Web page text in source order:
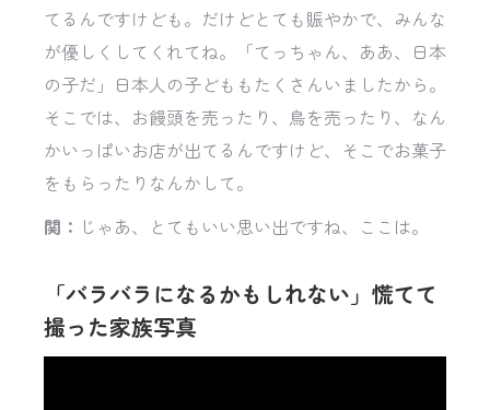
てるんですけども。だけどとても賑やかで、みんな
が優しくしてくれてね。「てっちゃん、ああ、日本
の子だ」日本人の子どももたくさんいましたから。
そこでは、お饅頭を売ったり、鳥を売ったり、なん
かいっぱいお店が出てるんですけど、そこでお菓子
をもらったりなんかして。
関： じゃあ、とてもいい思い出ですね、ここは。
「バラバラになるかもしれない」慌てて
撮った家族写真